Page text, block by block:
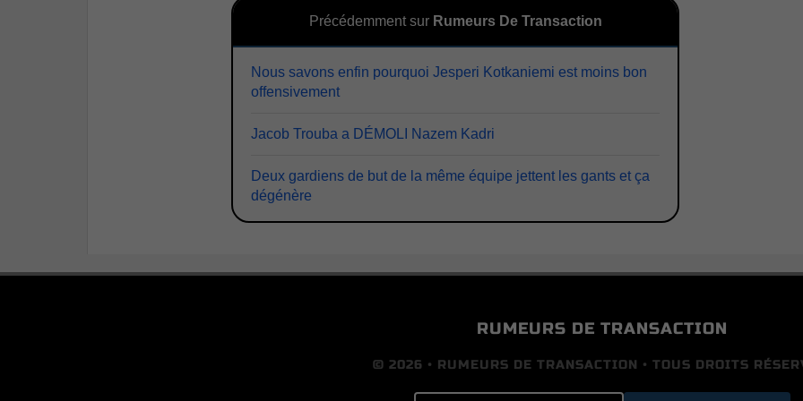
Précédemment sur Rumeurs De Transaction
Nous savons enfin pourquoi Jesperi Kotkaniemi est moins bon
offensivement
Jacob Trouba a DÉMOLI Nazem Kadri
Deux gardiens de but de la même équipe jettent les gants et ça
dégénère
RUMEURS DE TRANSACTION
© 2026 • RUMEURS DE TRANSACTION • TOUS DROITS